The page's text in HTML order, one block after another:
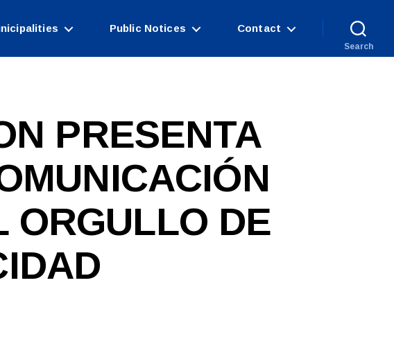
Public Notices Contact
Search
PRESENTA
ORGULLO DE